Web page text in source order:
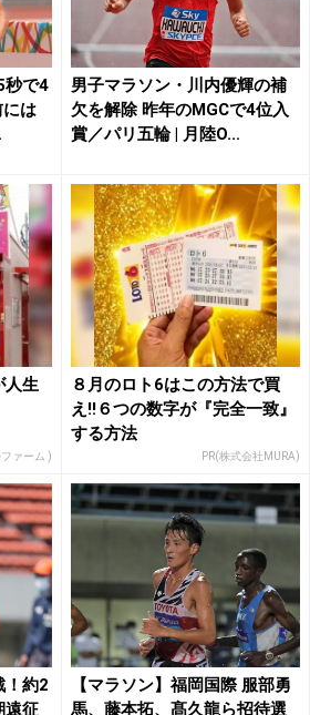
秒で4
は
男子マラソン・川内優輝の補
欠を解除 昨年のMGCで4位入
賞／パリ五輪 | 月陸O...
人生
ァーム )
８月のロト6はこの方法で買
え!!６つの数字が『完全一致』
する方法
PR(株式会社MURA)
！約2
遠征
【マラソン】福岡国際 服部勇
馬、藤本拓、髙久龍ら招待選